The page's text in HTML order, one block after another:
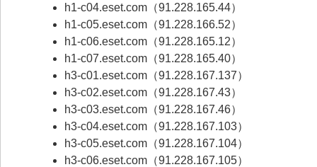
h1-c04.eset.com（91.228.165.44）
h1-c05.eset.com（91.228.166.52）
h1-c06.eset.com（91.228.165.12）
h1-c07.eset.com（91.228.165.40）
h3-c01.eset.com（91.228.167.137）
h3-c02.eset.com（91.228.167.43）
h3-c03.eset.com（91.228.167.46）
h3-c04.eset.com（91.228.167.103）
h3-c05.eset.com（91.228.167.104）
h3-c06.eset.com（91.228.167.105）